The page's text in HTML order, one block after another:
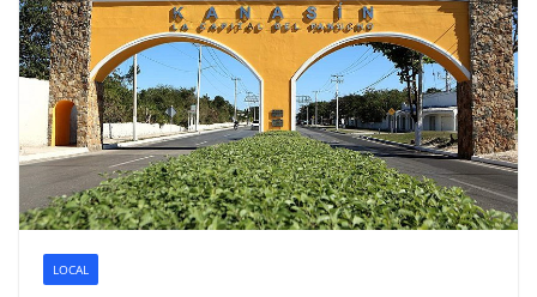
LOCAL